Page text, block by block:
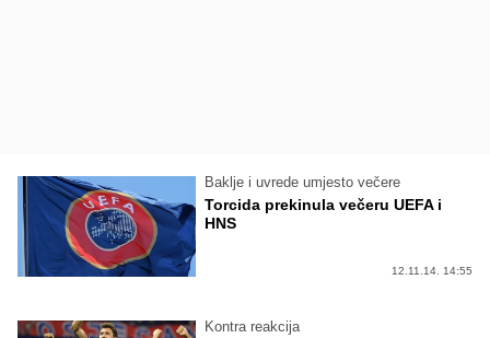
Baklje i uvrede umjesto večere
Torcida prekinula večeru UEFA i
HNS
12.11.14. 14:55
Kontra reakcija